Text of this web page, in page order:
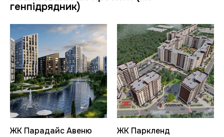
генпідрядник)
ЖК Парадайс Авеню ЖК Паркленд